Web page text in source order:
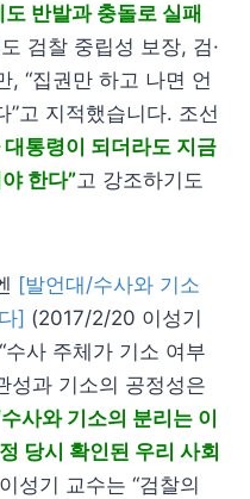
도 반발과 충돌로 실패
검찰 중립성 보장, 검·
, “집권만 하고 나면 언
고 지적했습니다. 조선
통령이 되더라도 지금
한다”고 강조하기도
[발언대/수사와 기소
] (2017/2/20 이성기
사 주체가 기소 여부
성과 기소의 공정성은
수사와 기소의 분리는 이
당시 확인된 우리 사회
성기 교수는 “검찰의